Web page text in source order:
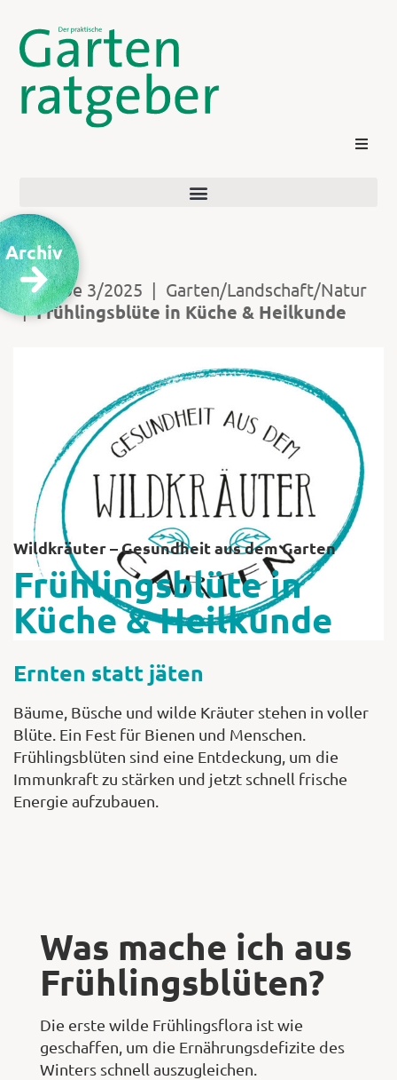
Kontakt
Shop
Ausgabe 3/2025 | Garten/Landschaft/Natur
| Frühlingsblüte in Küche & Heilkunde
Wildkräuter – Gesundheit aus dem Garten
Frühlingsblüte in
Küche & Heilkunde
Ernten statt jäten
Bäume, Büsche und wilde Kräuter stehen in voller
Blüte. Ein Fest für Bienen und Menschen.
Frühlingsblüten sind eine Entdeckung, um die
Immunkraft zu stärken und jetzt schnell frische
Energie aufzubauen.
Was mache ich aus
Frühlingsblüten?
Die erste wilde Frühlingsflora ist wie
geschaffen, um die Ernährungsdefizite des
Winters schnell auszugleichen.
Archiv